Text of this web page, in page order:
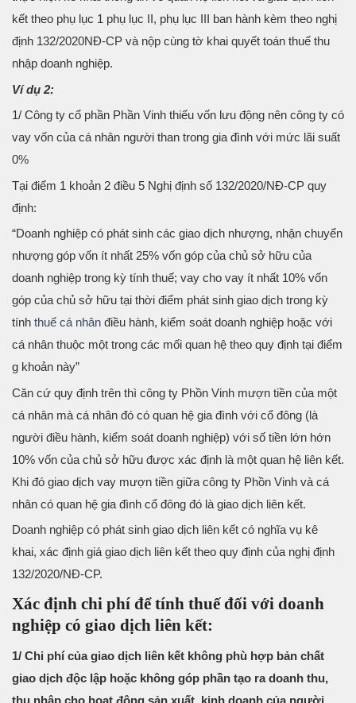
kết theo phụ lục 1 phụ lục II, phụ lục III ban hành kèm theo nghị
định 132/2020NĐ-CP và nộp cùng tờ khai quyết toán thuế thu
nhập doanh nghiệp.
Ví dụ 2:
1/ Công ty cổ phần Phần Vinh thiếu vốn lưu động nên công ty có
vay vốn của cá nhân người than trong gia đình với mức lãi suất
0%
Tại điểm 1 khoản 2 điều 5 Nghị định số 132/2020/NĐ-CP quy
định:
“Doanh nghiệp có phát sinh các giao dịch nhượng, nhận chuyển
nhượng góp vốn ít nhất 25% vốn góp của chủ sở hữu của
doanh nghiệp trong kỳ tính thuế; vay cho vay ít nhất 10% vốn
góp của chủ sở hữu tại thời điểm phát sinh giao dịch trong kỳ
tính thuế cá nhân điều hành, kiểm soát doanh nghiệp hoặc với
cá nhân thuộc một trong các mối quan hệ theo quy định tại điểm
g khoản này”
Căn cứ quy định trên thì công ty Phồn Vinh mượn tiền của một
cá nhân mà cá nhân đó có quan hệ gia đình với cổ đông (là
người điều hành, kiểm soát doanh nghiệp) với số tiền lớn hớn
10% vốn của chủ sở hữu được xác định là một quan hệ liên kết.
Khi đó giao dịch vay mượn tiền giữa công ty Phồn Vinh và cá
nhân có quan hệ gia đình cổ đông đó là giao dịch liên kết.
Doanh nghiệp có phát sinh giao dịch liên kết có nghĩa vụ kê
khai, xác định giá giao dịch liên kết theo quy định của nghị định
132/2020/NĐ-CP.
Xác định chi phí để tính thuế đối với doanh
nghiệp có giao dịch liên kết:
1/ Chi phí của giao dịch liên kết không phù hợp bản chất
giao dịch độc lập hoặc không góp phần tạo ra doanh thu,
thu nhập cho hoạt động sản xuất, kinh doanh của người